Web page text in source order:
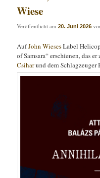
Wiese
Veröffentlicht am20. Juni 2026
AufJohn WiesesLabel
of Samsara“ erschienen, das
Csiharund dem Schlagzeuger